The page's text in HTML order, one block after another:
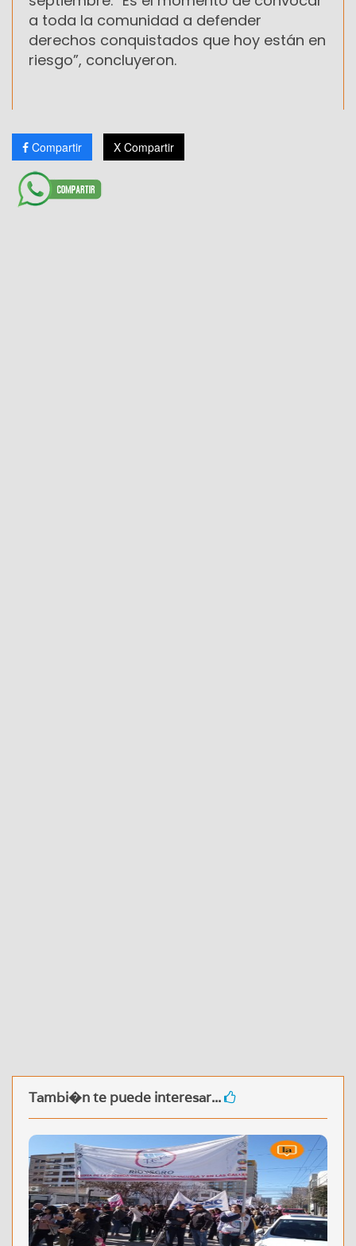
a toda la comunidad a defender
derechos conquistados que hoy están en
riesgo”, concluyeron.
Compartir X Compartir
Tambi�n te puede interesar...